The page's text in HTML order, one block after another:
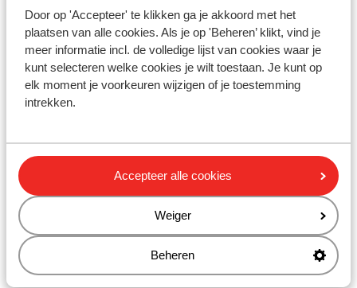
Door op 'Accepteer' te klikken ga je akkoord met het
plaatsen van alle cookies. Als je op 'Beheren’ klikt, vind je
meer informatie incl. de volledige lijst van cookies waar je
kunt selecteren welke cookies je wilt toestaan. Je kunt op
elk moment je voorkeuren wijzigen of je toestemming
intrekken.
Accepteer alle cookies
Weiger
Beheren
ruime keuze. Spontane vakantieplannen? Bekijk ook
vooral onze
last minutes naar Kreta .
Vanuit Heraklion Kreta ontdekken
Met zo’n 175.000 inwoners is Heraklion een belangrijke
stad op Kreta. In Heraklion je hotel boeken geeft je de
duiken én vanuit hier derest van het eiland te
ontdekken. Want Kreta is heel divers. Lees eens in onze
blog over
de leukste tips en bezienswaardigheden mag
je écht niet mag missen tijdens een bezoek in Heraklion
Op ongeveer een half uur rijden vanaf je hotel in
Heraklion ligt Potamos beach. Een heerlijk kleinschalig
strand met ligbedjes en parasols waar je tussen de
locals geniet van het zonnetje, een ijsje of een typisch
Griekse pita gyros bij het eettentje aan de overkant.